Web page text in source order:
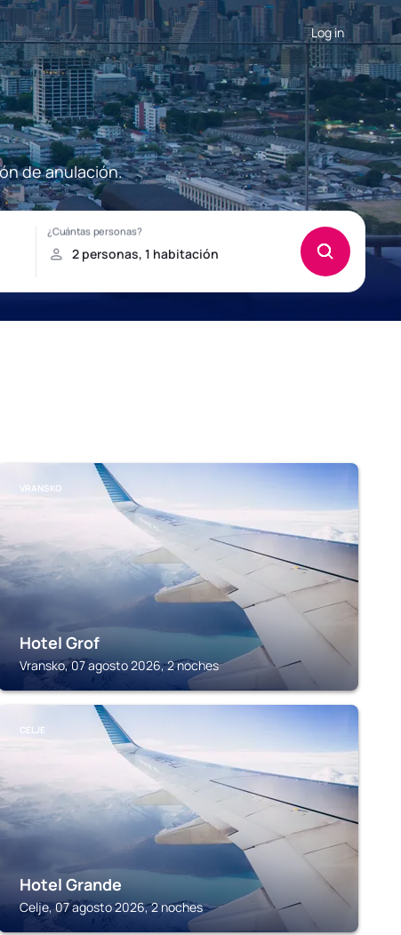
Log in
de anulación.
VRANSKO
Hotel Grof
Vransko, 07 agosto 2026, 2 noches
CELJE
Hotel Grande
Celje, 07 agosto 2026, 2 noches